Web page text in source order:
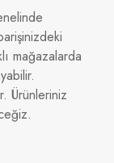
mağazalarda
Ürünleriniz